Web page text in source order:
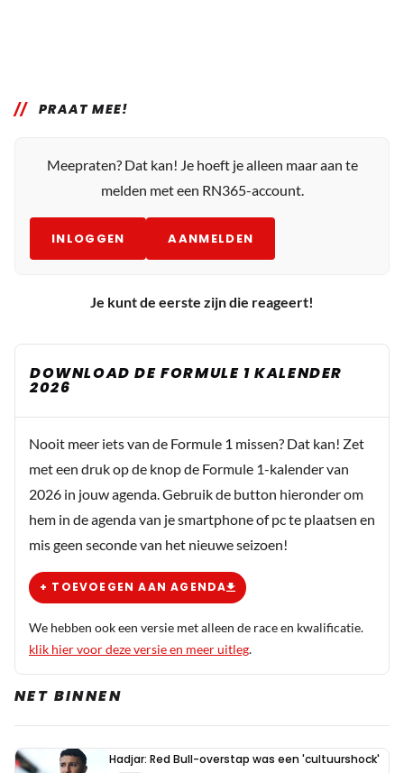
PRAAT MEE!
Meepraten? Dat kan! Je hoeft je alleen maar aan te
melden met een RN365-account.
INLOGGEN AANMELDEN
Je kunt de eerste zijn die reageert!
DOWNLOAD DE FORMULE 1 KALENDER
2026
Nooit meer iets van de Formule 1 missen? Dat kan! Zet
met een druk op de knop de Formule 1-kalender van
2026 in jouw agenda. Gebruik de button hieronder om
hem in de agenda van je smartphone of pc te plaatsen en
mis geen seconde van het nieuwe seizoen!
+ TOEVOEGEN AAN AGENDA
We hebben ook een versie met alleen de race en kwalificatie.
klik hier voor deze versie en meer uitleg.
NET BINNEN
Hadjar: Red Bull-overstap was een 'cultuurshock'